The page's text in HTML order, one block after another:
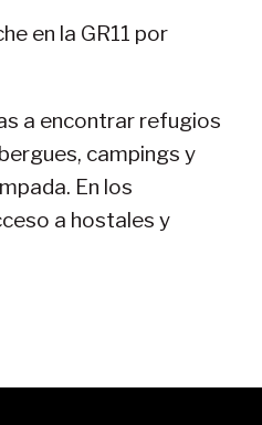
en la GR11 por
a encontrar refugios
campings y
En los
a hostales y